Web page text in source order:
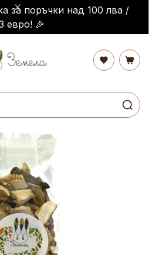
за поръчки над 100 лва /
евро! 🎉